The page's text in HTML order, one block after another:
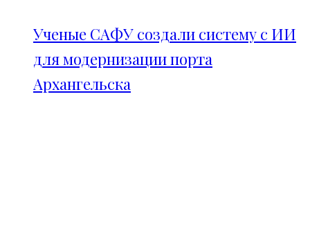
Ученые САФУ создали систему с ИИ
для модернизации порта
Архангельска